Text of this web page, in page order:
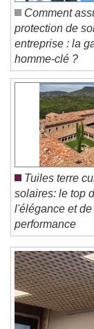
Color
Font
Text
Font
Reset
Close
End of
Comment
protection de
entreprise : la
homme-clé ?
Tuiles terre
solaires: le top
l'élégance et de
performance